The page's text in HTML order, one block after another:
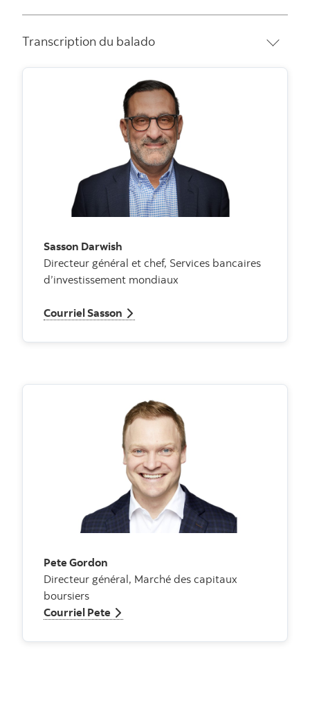
Transcription du balado
Sasson Darwish
Directeur général et chef, Services bancaires
d’investissement mondiaux
Courriel Sasson Courriel Sasson
Pete Gordon
Directeur général, Marché des capitaux
boursiers
Courriel Pete Courriel Pete